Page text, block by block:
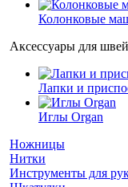
Колонковые
Аксессуары для
Лапки и
Иглы Organ
Ножницы
Нитки
Инструменты для